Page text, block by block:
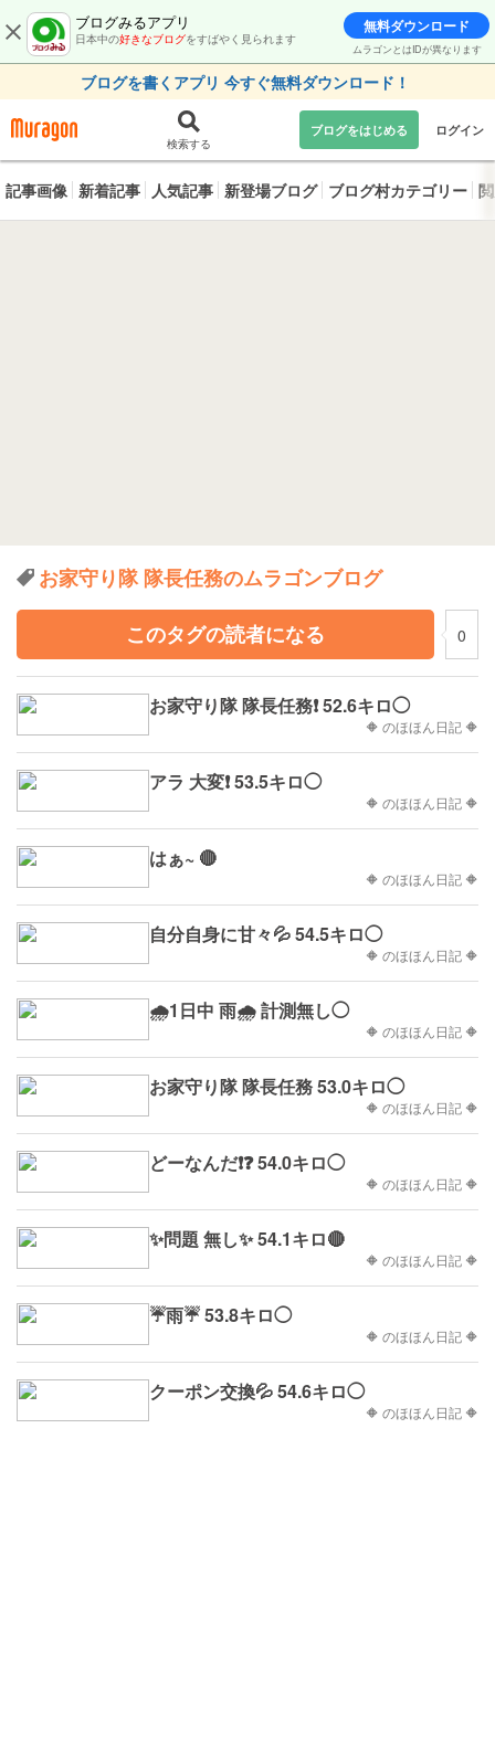
ブログみるアプリ
日本中の好きなブログをすばやく見られます
無料ダウンロード
ムラゴンとはIDが異なります
ブログを書くアプリ 今すぐ無料ダウンロード！
検索する
ブログをはじめる ログイン
記事画像 新着記事 人気記事 新登場ブログ ブログ村カテゴリー
お家守り隊 隊長任務のムラゴンブログ
このタグの読者になる
0
お家守り隊 隊長任務❗ 52.6キロ◯
🔶 のほほん日記 🔶
アラ 大変❗ 53.5キロ◯
🔶 のほほん日記 🔶
はぁ~ 🔴
🔶 のほほん日記 🔶
自分自身に甘々💦 54.5キロ◯
🔶 のほほん日記 🔶
🌧️1日中 雨🌧️ 計測無し◯
🔶 のほほん日記 🔶
お家守り隊 隊長任務 53.0キロ◯
🔶 のほほん日記 🔶
どーなんだ❗❓ 54.0キロ◯
🔶 のほほん日記 🔶
✨問題 無し✨ 54.1キロ🔴
🔶 のほほん日記 🔶
☔雨☔ 53.8キロ◯
🔶 のほほん日記 🔶
クーポン交換💦 54.6キロ◯
🔶 のほほん日記 🔶